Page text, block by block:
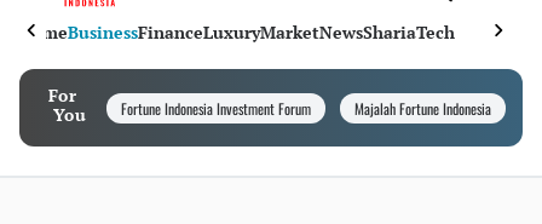
HomeBusinessFinanceLuxuryMarketNewsShariaTech
For
You
Fortune Indonesia Investment Forum Majalah Fortune Indonesia